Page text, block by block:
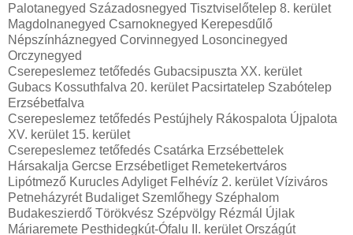
Palotanegyed Századosnegyed Tisztviselőtelep 8. kerület
Magdolnanegyed Csarnoknegyed Kerepesdűlő
Népszínháznegyed Corvinnegyed Losoncinegyed
Orczynegyed
Cserepeslemez tetőfedés Gubacsipuszta XX. kerület
Gubacs Kossuthfalva 20. kerület Pacsirtatelep Szabótelep
Erzsébetfalva
Cserepeslemez tetőfedés Pestújhely Rákospalota Újpalota
XV. kerület 15. kerület
Cserepeslemez tetőfedés Csatárka Erzsébettelek
Hársakalja Gercse Erzsébetliget Remetekertváros
Lipótmező Kurucles Adyliget Felhévíz 2. kerület Víziváros
Petneházyrét Budaliget Szemlőhegy Széphalom
Budakeszierdő Törökvész Szépvölgy Rézmál Újlak
Máriaremete Pesthidegkút-Ófalu II. kerület Országút